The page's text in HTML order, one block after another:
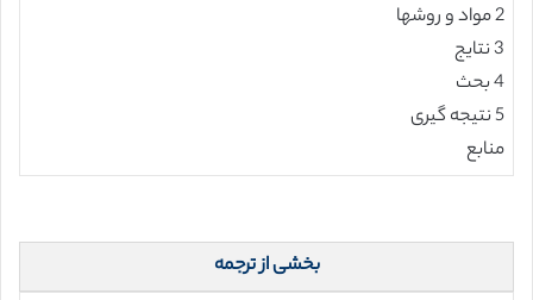
2 مواد و روشها
3 نتایج
4 بحث
5 نتیجه گیری
منابع
بخشی از ترجمه